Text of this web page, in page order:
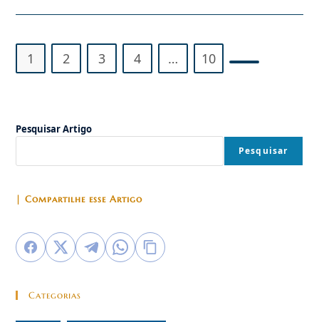
Doutrina
As
Falsas
1 2 3 4 … 10
Pesquisar Artigo
Pesquisar
| Compartilhe esse Artigo
Categorias